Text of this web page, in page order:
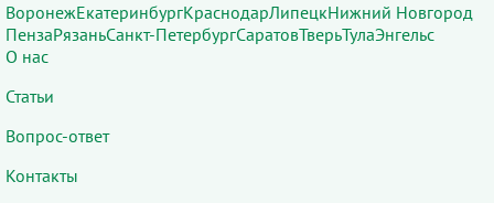
ВоронежЕкатеринбургКраснодарЛипецкНижний Новгород
ПензаРязаньСанкт-ПетербургСаратовТверьТулаЭнгельс
О нас
Статьи
Вопрос-ответ
Контакты